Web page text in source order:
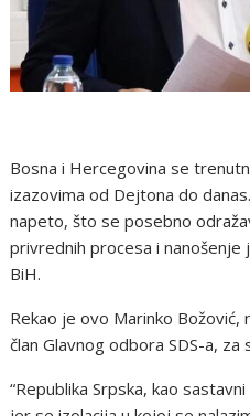
Bosna i Hercegovina se
izazovima od Dejtona do
napeto, što se posebno
privrednih procesa i
BiH.
Rekao je ovo Marinko Božović,
član Glavnog odbora SDS-a, za
“Republika Srpska, kao